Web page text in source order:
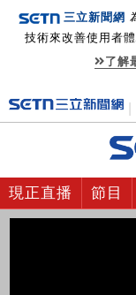
三立新聞網
技術來改善使用者
了解
現正直播 節目